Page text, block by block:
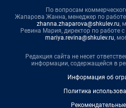
По вопросам
Жапарова Жанна, менеджер по
zhanna.zhaparova@shkulev.ru,
Ревина Мария, директор по работе
mariya.revina@shkulev.ru,
Редакция сайта не несет
информации, содержащейся в
Информация об
Политика